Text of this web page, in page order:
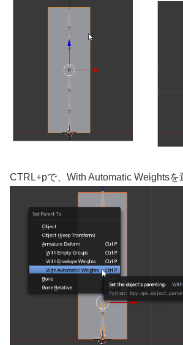
CTRL+pで、With Automatic Weightsを